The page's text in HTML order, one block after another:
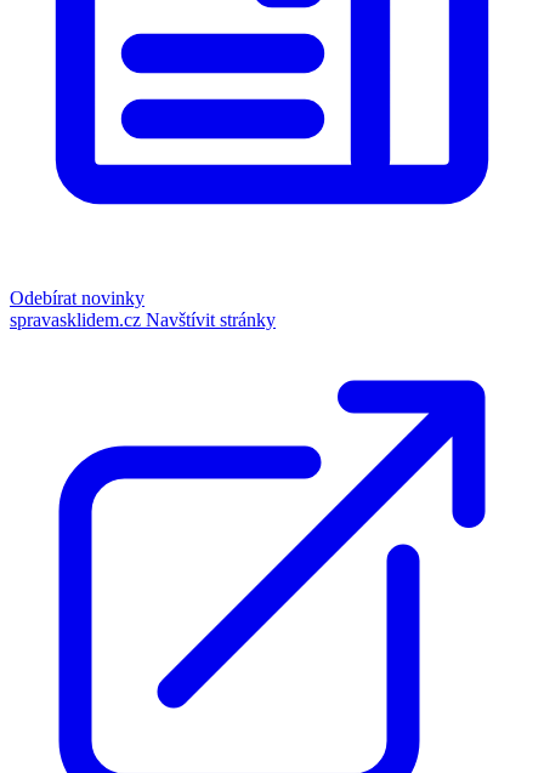
Odebírat novinky
spravasklidem.cz Navštívit stránky